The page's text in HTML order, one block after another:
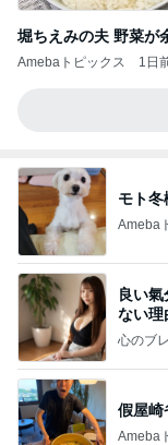
堀ちえみの夫 野菜が
Amebaトピックス 1日
モト
Ameba
良い
ない理
心のブ
假屋崎
Ameba